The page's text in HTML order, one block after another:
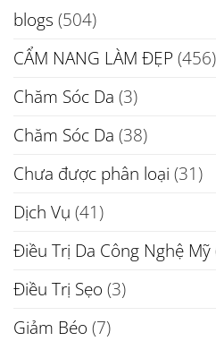
blogs (504)
CẨM NANG LÀM ĐẸP (456)
Chăm Sóc Da (3)
Chăm Sóc Da (38)
Chưa được phân loại (31)
Dịch Vụ (41)
Điều Trị Da Công Nghệ Mỹ
Điều Trị Sẹo (3)
Giảm Béo (7)